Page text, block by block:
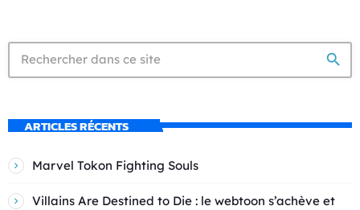
search
ARTICLES RÉCENTS
Marvel Tokon Fighting Souls
Villains Are Destined to Die : le webtoon s’achève et